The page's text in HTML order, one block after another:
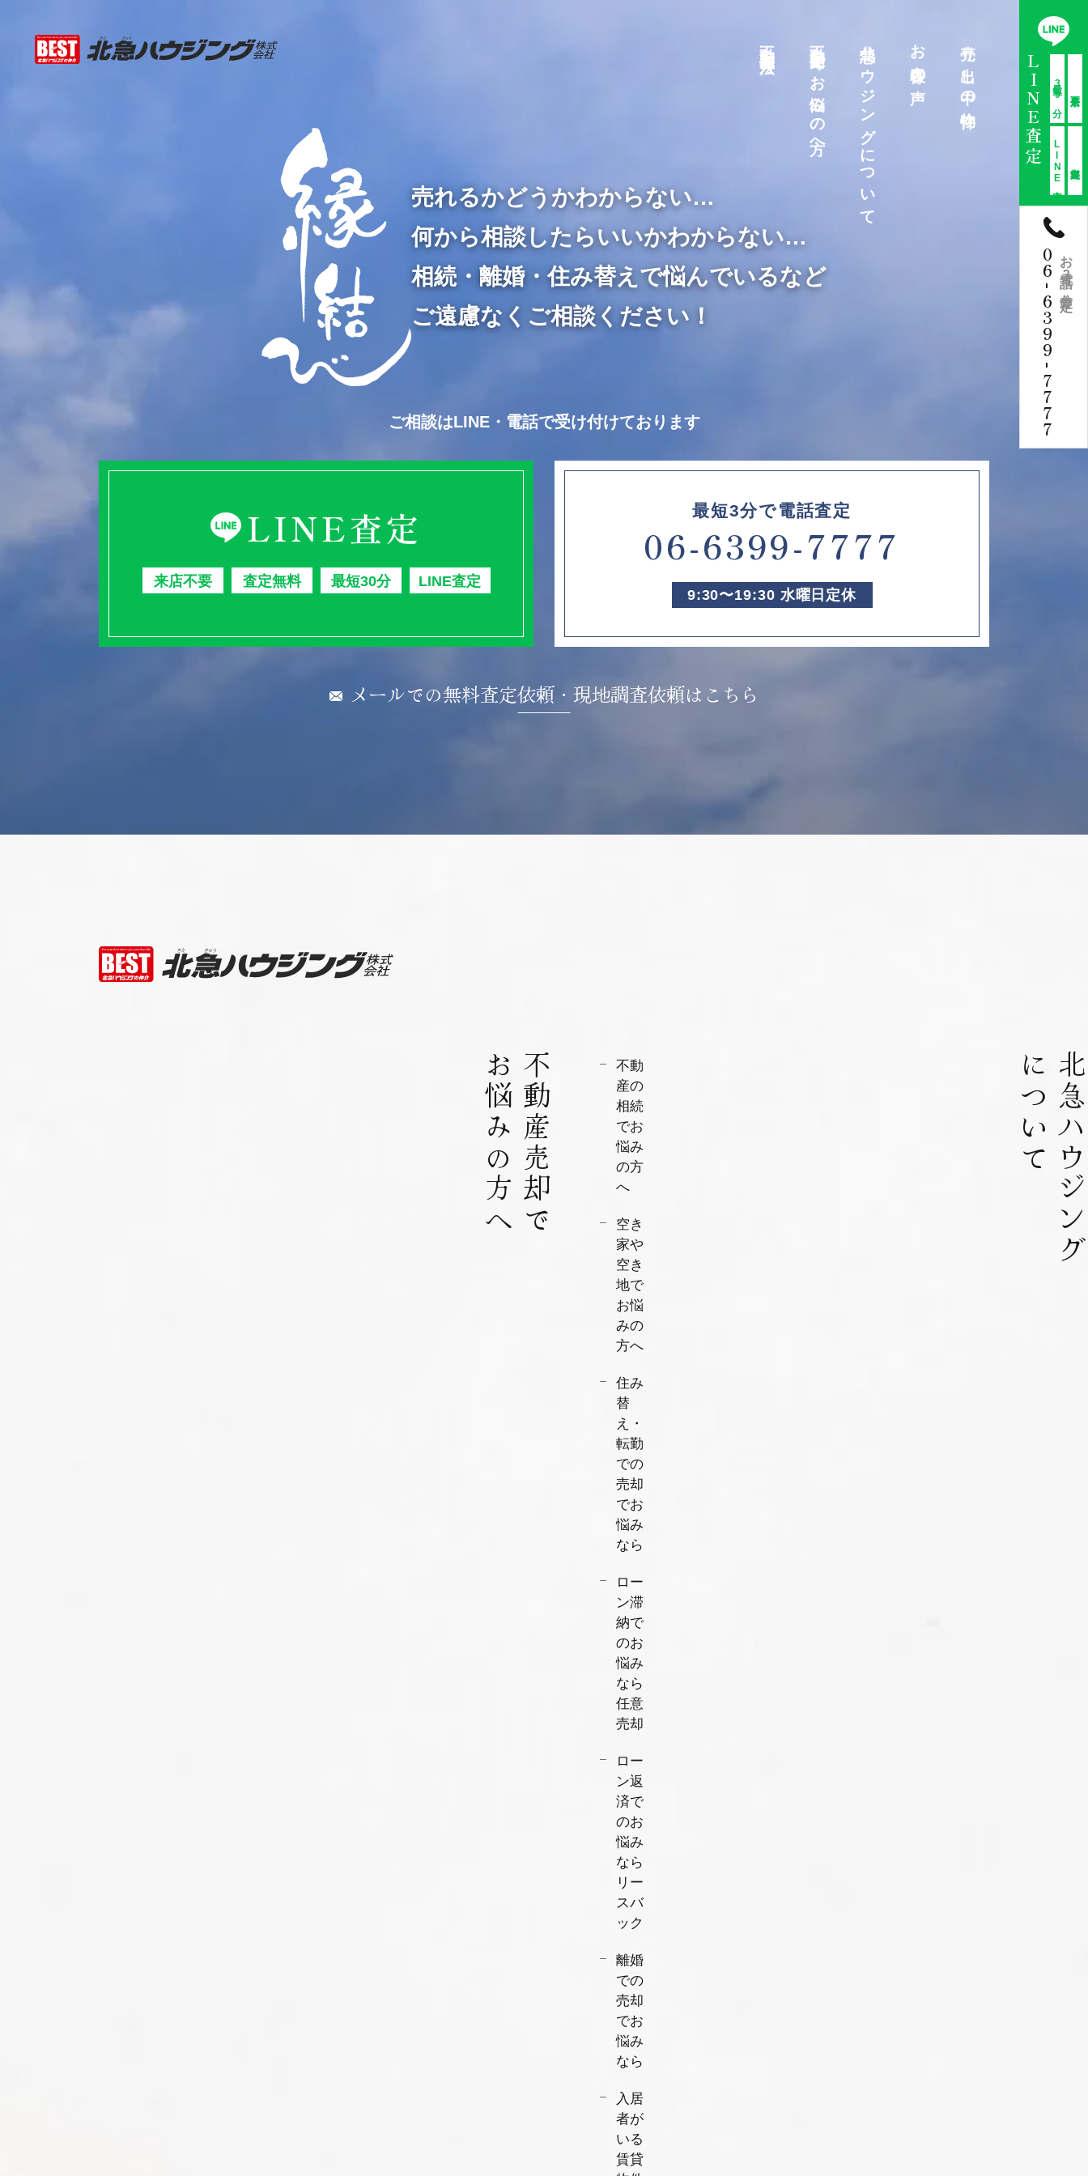
不動産売却でお悩みの方へ 北急ハウジングについて お客様の声 売り出し中の物件 LINE査定 最短30分
LINE査定
06
-
6399
-
7777
お電話3分査定
売れるかどうかわからない…
何から相談したらいいかわからない…
相続・離婚・住み替えで悩んでいるなど
ご遠慮なくご相談ください！
ご相談はLINE・電話で受け付けております
LINE査定
来店不要 査定無料 最短30分 LINE査定
最短3分で電話査定
06-6399-7777
9:30〜19:30 水曜日定休
メールでの無料査定依頼・ 現地調査依頼はこちら
不動産売却で
お悩みの方へ
不動
産の
相続
でお
悩み
の方
へ
空き
家や
空き
地で
お悩
みの
方へ
住み
替
え・
転勤
での
売却
でお
悩み
なら
ロー
ン滞
納で
のお
悩み
なら
任意
売却
ロー
ン返
済で
のお
悩み
なら
リー
スバ
ック
離婚
での
売却
でお
悩み
なら
入居
者が
いる
賃貸
北急ハ
について